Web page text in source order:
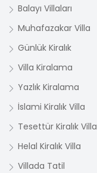
Balayı Villaları
Muhafazakar Villa
Günlük Kiralık
Villa Kiralama
Yazlık Kiralama
İslami Kiralık Villa
Tesettür Kiralık Villa
Helal Kiralık Villa
Villada Tatil